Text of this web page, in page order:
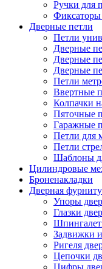
Ручки для
Фиксаторы
Дверные петли
Петли
Дверные
Дверные
Дверные
Петли
Ввертные
Колпачки
Пяточные
Гаражные
Петли для
Петли
Шаблоны
Цилиндровые
Броненакладки
Дверная
Упоры
Глазки
Задвижки
Ригеля
Цепочки
Цифры